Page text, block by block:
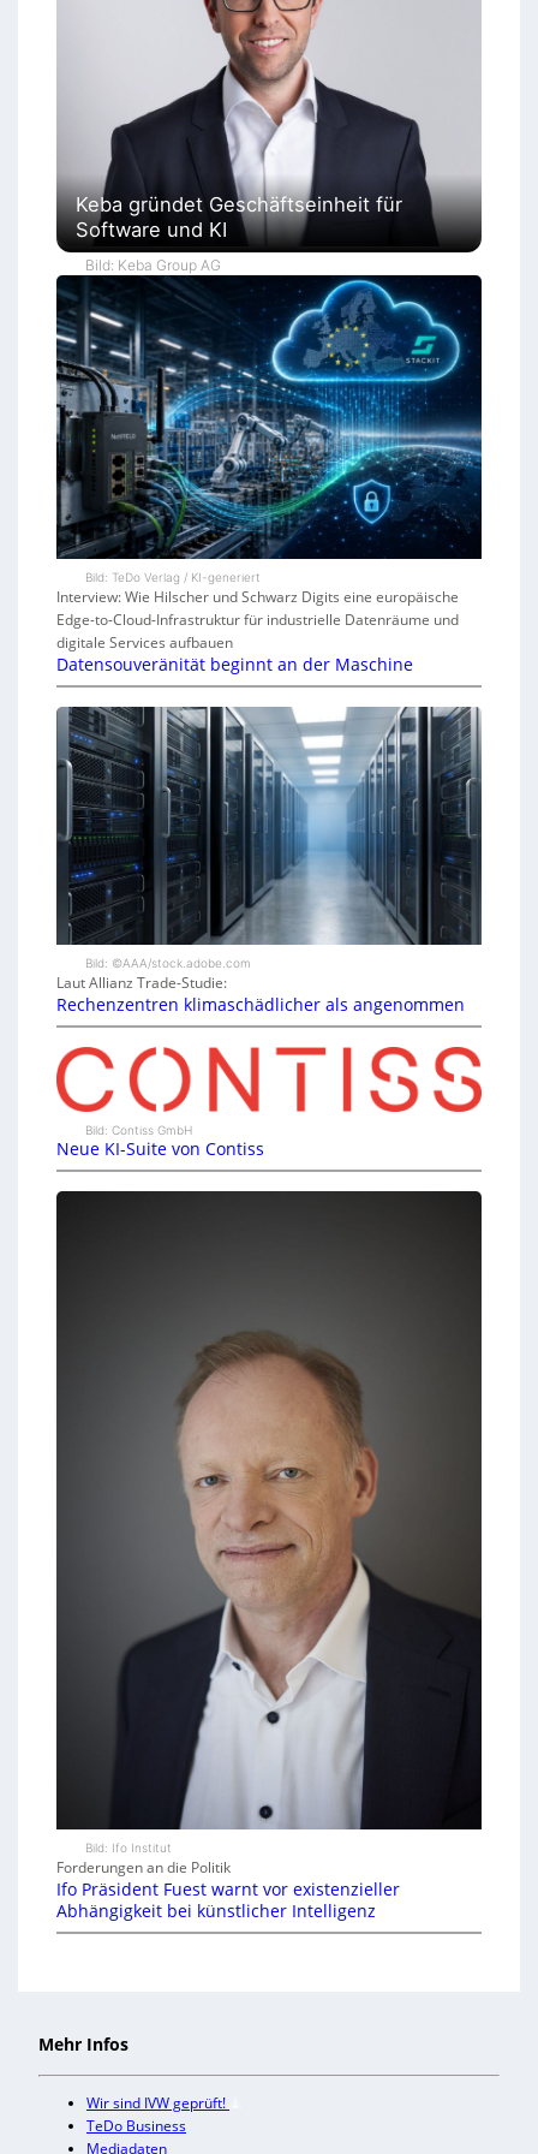
Keba gründet Geschäftseinheit für
Software und KI
Bild: Keba Group AG
Bild: TeDo Verlag / KI-generiert
Interview: Wie Hilscher und Schwarz Digits eine europäische
Edge-to-Cloud-Infrastruktur für industrielle Datenräume und
digitale Services aufbauen
Datensouveränität beginnt an der Maschine
Bild: ©AAA/stock.adobe.com
Laut Allianz Trade-Studie:
Rechenzentren klimaschädlicher als angenommen
Bild: Contiss GmbH
Neue KI-Suite von Contiss
Bild: Ifo Institut
Forderungen an die Politik
Ifo Präsident Fuest warnt vor existenzieller
Abhängigkeit bei künstlicher Intelligenz
Mehr Infos
Wir sind IVW geprüft!
TeDo Business
Mediadaten